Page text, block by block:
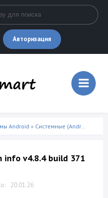
Авторизация
Android » Системные (Android)
info v4.8.4 build 371
20.01.26